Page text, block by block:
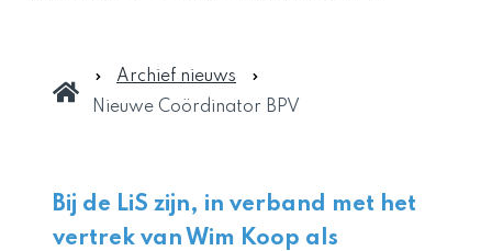
Archief nieuws
Nieuwe Coördinator BPV
Bij de LiS zijn, in verband met het
vertrek van Wim Koop als